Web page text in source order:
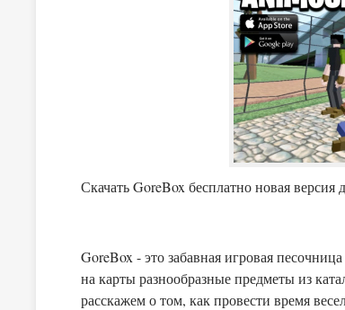
Скачать GoreBox бесплатно новая версия
GoreBox - это забавная игровая
на карты разнообразные предметы из
расскажем о том, как провести время